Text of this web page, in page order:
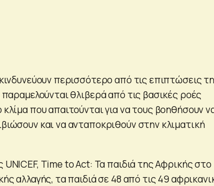
περισσότερο από τις επιπτώσεις
παραμελούνται θλιβερά από τις βασικές ροές
που απαιτούνται για να τους βοηθήσουν
και να ανταποκριθούν στην κλιματική
Time to Act: Τα παιδιά της Αφρικής στο
αλλαγής, τα παιδιά σε 48 από τις 49